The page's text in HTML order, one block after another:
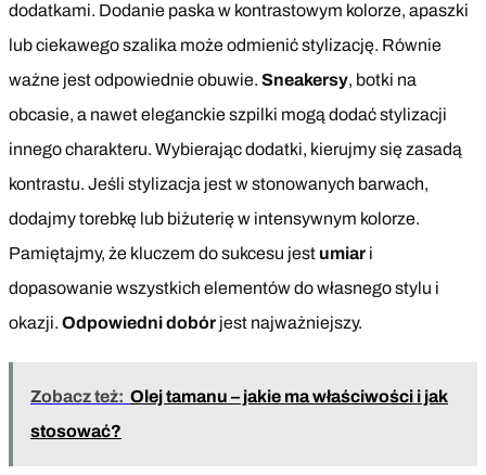
dodatkami. Dodanie paska w kontrastowym kolorze, apaszki
lub ciekawego szalika może odmienić stylizację. Równie
ważne jest odpowiednie obuwie. Sneakersy, botki na
obcasie, a nawet eleganckie szpilki mogą dodać stylizacji
innego charakteru. Wybierając dodatki, kierujmy się zasadą
kontrastu. Jeśli stylizacja jest w stonowanych barwach,
dodajmy torebkę lub biżuterię w intensywnym kolorze.
Pamiętajmy, że kluczem do sukcesu jest umiar i
dopasowanie wszystkich elementów do własnego stylu i
okazji. Odpowiedni dobór jest najważniejszy.
Zobacz też: Olej tamanu – jakie ma właściwości i jak
stosować?